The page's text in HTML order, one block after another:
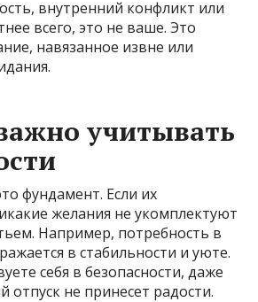
внутренний конфликт или
всего, это не ваше. Это
навязанное извне или
учитывать
фундамент. Если их
желания не укомплектуют
Например, потребность в
в стабильности и уюте.
себя в безопасности, даже
не принесет радости.